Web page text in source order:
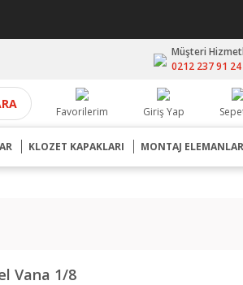
Müşteri
0212 237 91 24
Favorilerim Giriş Yap
KLOZET KAPAKLARI MONTAJ
Vana 1/8